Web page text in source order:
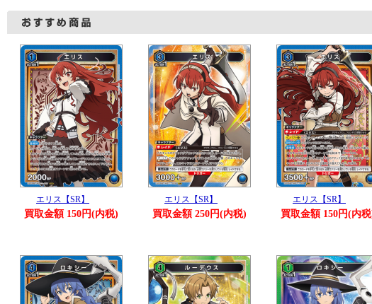
エリス【SR】
買取金額 150円(内税)
エリス【SR】
買取金額 250円(内税)
エリス【SR】
買取金額 150円(内